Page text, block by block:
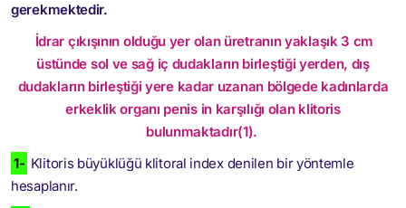
gerekmektedir.
İdrar çıkışının olduğu yer olan üretranın yaklaşık 3 cm
üstünde sol ve sağ iç dudakların birleştiği yerden, dış
dudakların birleştiği yere kadar uzanan bölgede kadınlarda
erkeklik organı penis in karşılığı olan klitoris
bulunmaktadır(1).
1- Klitoris büyüklüğü klitoral index denilen bir yöntemle
hesaplanır.